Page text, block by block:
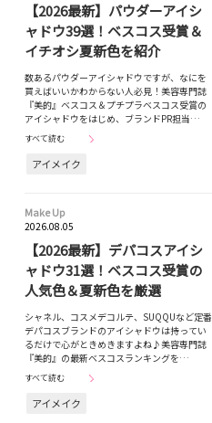
【2026最新】パウダーアイシ
ャドウ39選！ベスコス受賞＆
イチオシ夏新色を紹介
数あるパウダーアイシャドウですが、なにを
買えばいいかわからない人必見！美容専門誌
『美的』ベスコス＆プチプラベスコス受賞の
アイシャドウをはじめ、ブランドPR担当…
すべて読む
アイメイク
Make Up
2026.08.05
【2026最新】デパコスアイシ
ャドウ31選！ベスコス受賞の
人気色＆夏新色を厳選
シャネル、コスメデコルテ、SUQQUなど定番
デパコスブランドのアイシャドウは持ってい
るだけで心がときめきますよね♪美容専門誌
『美的』の最新ベスコスランキングを…
すべて読む
アイメイク